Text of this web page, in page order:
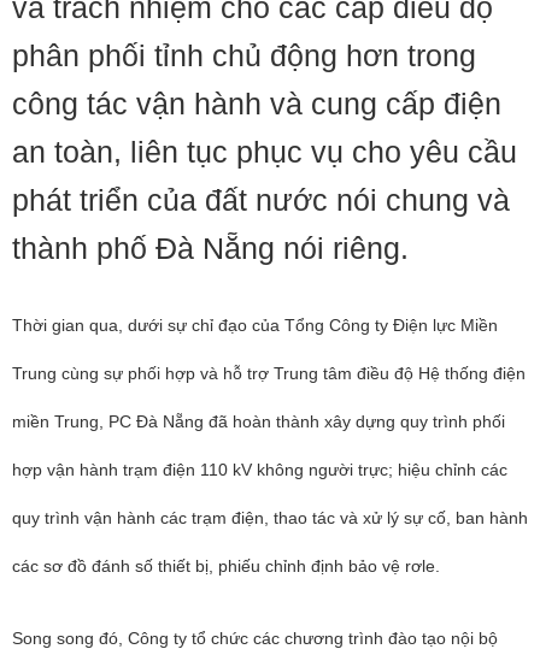
và trách nhiệm cho các cấp điều độ
phân phối tỉnh chủ động hơn trong
công tác vận hành và cung cấp điện
an toàn, liên tục phục vụ cho yêu cầu
phát triển của đất nước nói chung và
thành phố Đà Nẵng nói riêng.
Thời gian qua, dưới sự chỉ đạo của Tổng Công ty Điện lực Miền
Trung cùng sự phối hợp và hỗ trợ Trung tâm điều độ Hệ thống điện
miền Trung, PC Đà Nẵng đã hoàn thành xây dựng quy trình phối
hợp vận hành trạm điện 110 kV không người trực; hiệu chỉnh các
quy trình vận hành các trạm điện, thao tác và xử lý sự cố, ban hành
các sơ đồ đánh số thiết bị, phiếu chỉnh định bảo vệ rơle.
Song song đó, Công ty tổ chức các chương trình đào tạo nội bộ